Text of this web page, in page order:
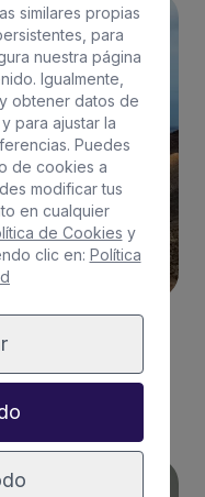
de Famara
similares propias
para
nuestra página
Igualmente,
obtener datos de
para ajustar la
Puedes
de cookies a
modificar tus
en cualquier
de Cookies y
clic en: Política